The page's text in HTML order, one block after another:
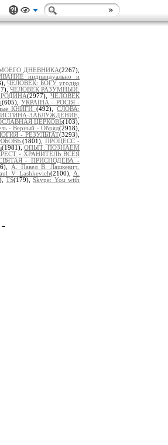
ДНЕВНИКА(2267),
индивидуально и
ЧЕЛОВЕК: БОГУ угодно
ЧЕЛОВЕК РАЗУМНЫЙ:
(2977),ЧЕЛОВЕК
(605), УКРАІНА - РОСІЯ -
КНИГИ(492), СЛОВА:
ЗАБЛУЖДЕНИЕ,
ЦЕРКОВЬ(103),
- Верный - Обряд(2918),
- РЕЗУЛЬТАТ(3293),
(1801),ПРОЦЕСС -
(1981),ОПЫТ: ПОЗНАЁМ
- ХРАНИТЕЛЬ ВСЕЯ
- ПРИСНОДЕВА -
А. Павел В. Лашкевич.
(2100), А.
TS(179),Skype: You with